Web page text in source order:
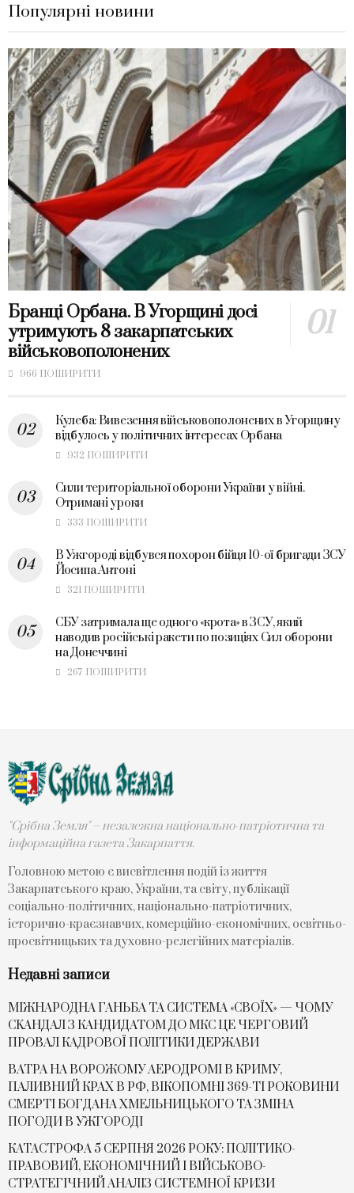
Популярні новини
Бранці Орбана. В Угорщині досі
утримують 8 закарпатських
військовополонених
966 ПОШИРИТИ
Кулеба: Вивезення військовополонених в Угорщину
відбулось у політичних інтересах Орбана
932 ПОШИРИТИ
Сили територіальної оборони України у війні.
Отримані уроки
333 ПОШИРИТИ
В Ужгороді відбувся похорон бійця 10-ої бригади ЗСУ
Йосипа Антоні
321 ПОШИРИТИ
СБУ затримала ще одного «крота» в ЗСУ, який
наводив російські ракети по позиціях Сил оборони
на Донеччині
267 ПОШИРИТИ
"Срібна Земля" – незалежна національно-патріотична та
інформаційна газета Закарпаття.
Головною метою є висвітлення подій із життя
Закарпатського краю, України, та світу, публікації
соціально-політичних, національно-патріотичних,
історично-краєзнавчих, комерційно-економічних, освітньо-
просвітницьких та духовно-релегійних матеріалів.
Недавні записи
МІЖНАРОДНА ГАНЬБА ТА СИСТЕМА «СВОЇХ» — ЧОМУ
СKАНДАЛ З КАНДИДАТОМ ДО МКС ЦЕ ЧЕРГОВИЙ
ПРОВАЛ КАДРОВОЇ ПОЛІТИКИ ДЕРЖАВИ
ВАТРА НА ВОРОЖОМУ АЕРОДРОМІ В КРИМУ,
ПАЛИВНИЙ КРАХ В РФ, ВІКОПОМНІ 369-ТІ РОКОВИНИ
СМЕРТІ БОГДАНА ХМЕЛЬНИЦЬКОГО ТА ЗМІНА
ПОГОДИ В УЖГОРОДІ
КАТАСТРОФА 5 СЕРПНЯ 2026 РОКУ: ПОЛІТИКО-
ПРАВОВИЙ, ЕКОНОМІЧНИЙ І ВІЙСЬКОВО-
СТРАТЕГІЧНИЙ АНАЛІЗ СИСТЕМНОЇ КРИЗИ